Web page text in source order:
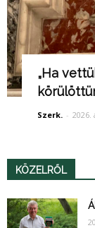
„Ha
Szerk. - 2026.
KÖZELRŐL